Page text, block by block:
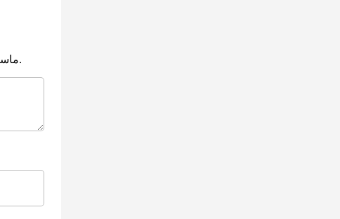
ماسكوس. نقرأ آراءك، ونرد عليها، بناء على طلبكم في أسرع وقت ممكن.